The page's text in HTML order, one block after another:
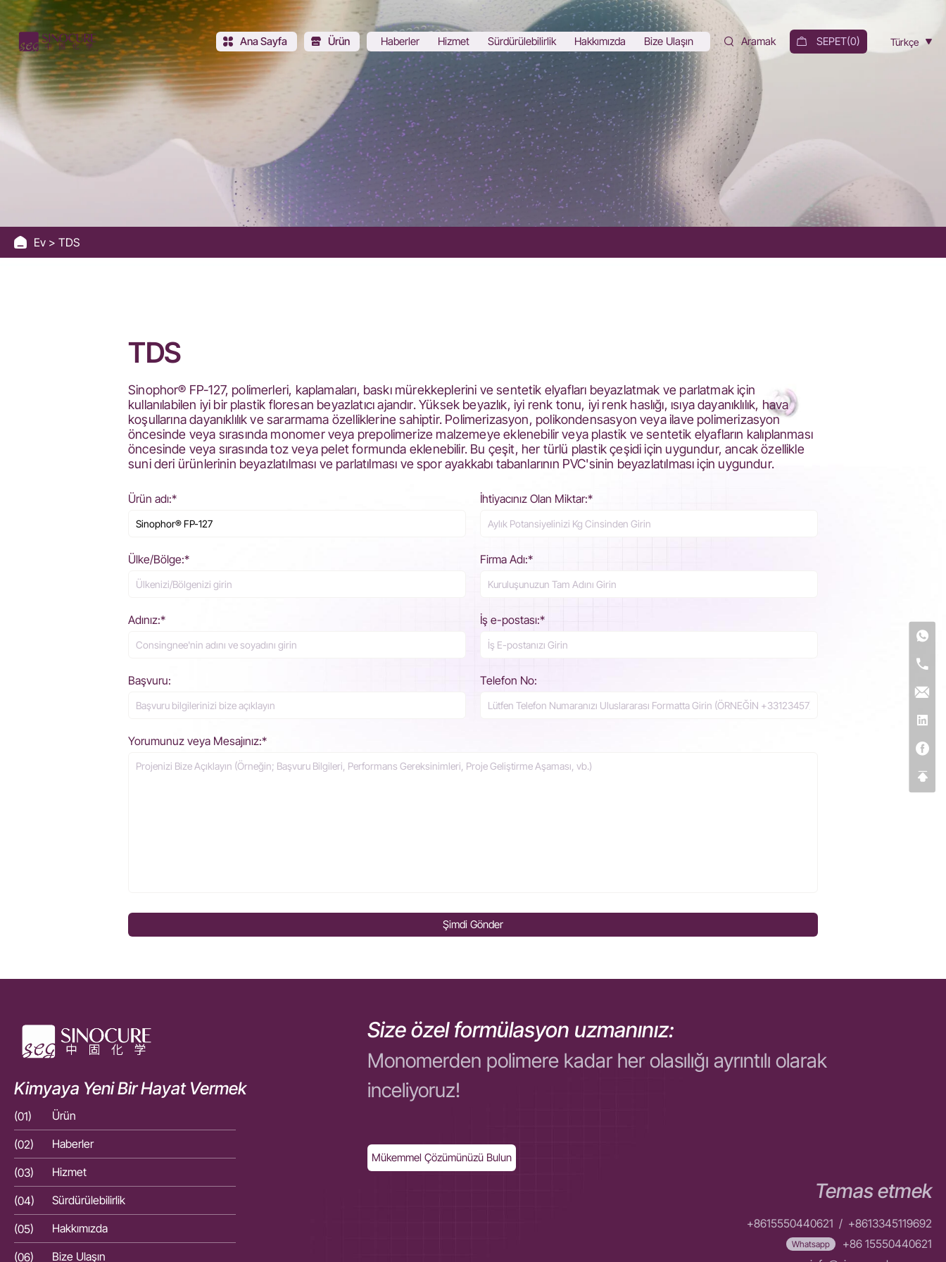
Sinocure
Chemical
Group
Ana Sayfa Ürün Haberler Hizmet Sürdürülebilirlik Hakkımızda Bize Ulaşın Aramak SEPET(0) Türkçe
Ev TDS
TDS
Sinophor® FP-127, polimerleri, kaplamaları, baskı mürekkeplerini ve sentetik elyafları beyazlatmak ve parlatmak için
kullanılabilen iyi bir plastik floresan beyazlatıcı ajandır. Yüksek beyazlık, iyi renk tonu, iyi renk haslığı, ısıya dayanıklılık, hava
koşullarına dayanıklılık ve sararmama özelliklerine sahiptir. Polimerizasyon, polikondensasyon veya ilave polimerizasyon
öncesinde veya sırasında monomer veya prepolimerize malzemeye eklenebilir veya plastik ve sentetik elyafların kalıplanması
öncesinde veya sırasında toz veya pelet formunda eklenebilir. Bu çeşit, her türlü plastik çeşidi için uygundur, ancak özellikle
suni deri ürünlerinin beyazlatılması ve parlatılması ve spor ayakkabı tabanlarının PVC'sinin beyazlatılması için uygundur.
Ürün adı:* İhtiyacınız Olan Miktar:*
Ülke/Bölge:* Firma Adı:*
Adınız:* İş e-postası:*
Başvuru: Telefon No:
Yorumunuz veya Mesajınız:*
Şimdi Gönder
Kimyaya Yeni Bir Hayat Vermek
Size özel formülasyon uzmanınız:
Monomerden polimere kadar her olasılığı ayrıntılı olarak
inceliyoruz!
(01) Ürün
(02)
Haberler
(03)
Hizmet
(04)
Sürdürülebilirlik
(05)
Hakkımızda
(06)
Bize Ulaşın
Mükemmel Çözümünüzü Bulun
Temas etmek
+8615550440621 / +8613345119692
Whatsapp
+86 15550440621